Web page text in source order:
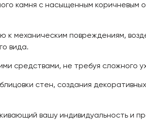
камня с насыщенным коричневым
к механическим повреждениям,
вида.
средствами, не требуя сложного
стен, создания
вашу индивидуальность и